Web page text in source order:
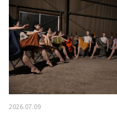
2026.07.09